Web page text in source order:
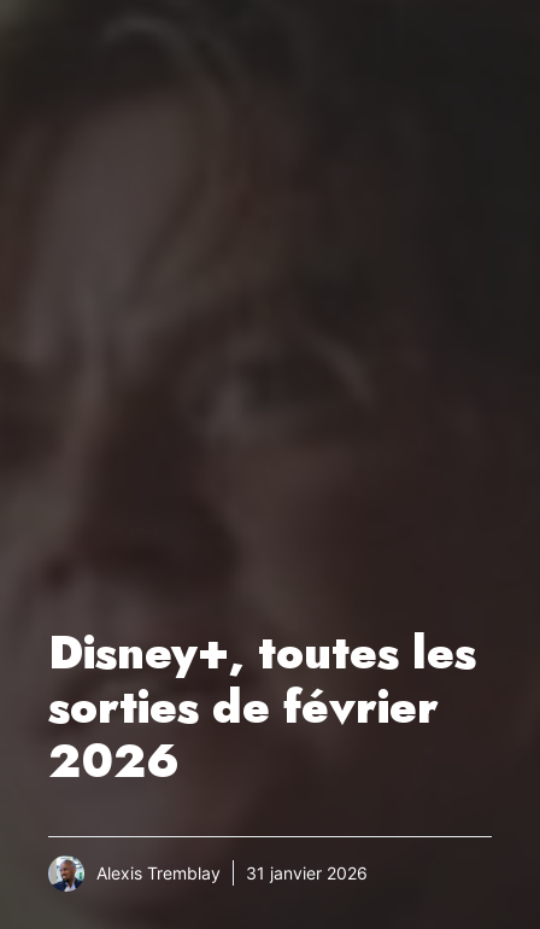
Disney+, toutes les
sorties de février
2026
Alexis Tremblay 31 janvier 2026